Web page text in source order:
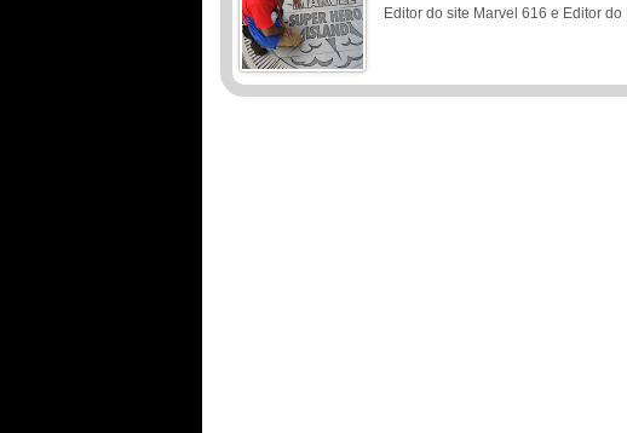
Editor do site Marvel 616 e Editor